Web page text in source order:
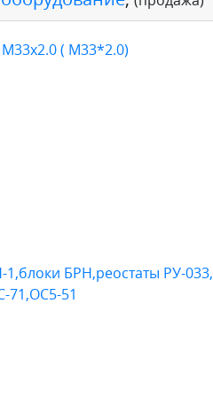
( М33*2.0)
БРН,реостаты РУ-033,
71,ОС5-51